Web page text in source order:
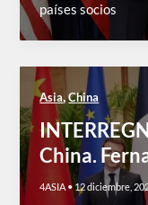
países socios
Asia,China
China.
4ASIA •12 diciembre,